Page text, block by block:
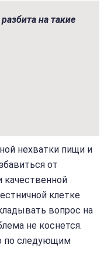
на такие
нехватки пищи и
от
качественной
клетке
вопрос на
не коснется.
по следующим